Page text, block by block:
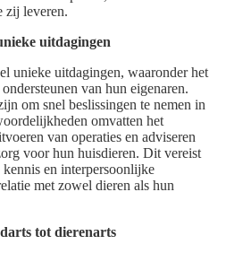
zij leveren.
uitdagingen
unieke uitdagingen, waaronder het
van hun eigenaren.
om snel beslissingen te nemen in
omvatten het
van operaties en adviseren
voor hun huisdieren. Dit vereist
en interpersoonlijke
met zowel dieren als hun
tot dierenarts